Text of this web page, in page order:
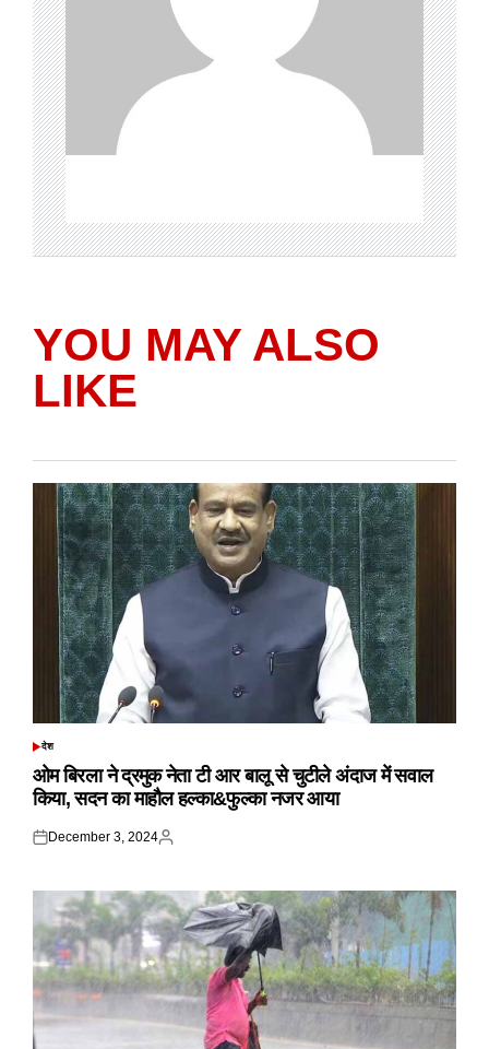
YOU MAY ALSO
LIKE
POSTED
देश
ओम बिरला ने द्रमुक नेता टी आर बालू से चुटीले अंदाज में सवाल
किया, सदन का माहौल हल्का&फुल्का नजर आया
Posted
December 3, 2024
Posted